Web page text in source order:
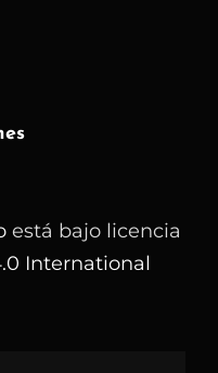
está bajo licencia
International